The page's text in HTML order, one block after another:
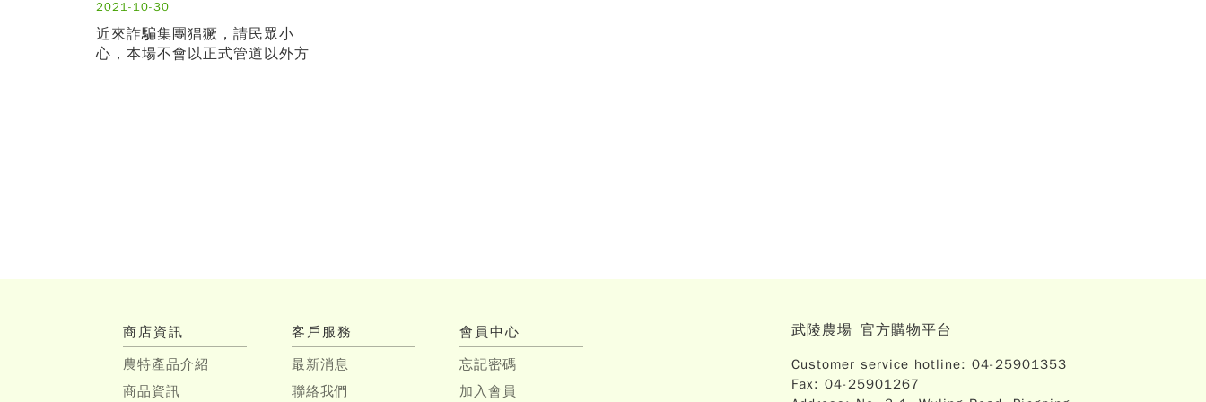
2021-10-30
近來詐騙集團猖獗，請民眾小
心，本場不會以正式管道以外方
商店資訊
農特產品介紹
商品資訊
客戶服務
最新消息
聯絡我們
會員中心
忘記密碼
加入會員
武陵農場_官方購物平台
Customer service hotline: 04-25901353
Fax: 04-25901267